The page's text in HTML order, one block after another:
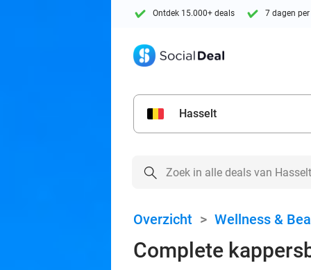
Ontdek 15.000+ deals 7 dagen
Hasselt
Overzicht > Wellness &
Complete